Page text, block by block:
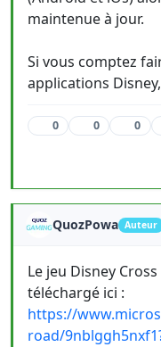
maintenue à jour.
Si vous comptez
applications
0 0 0
QuozPowa Auteur
Le jeu Disney
téléchargé ici :
https://
road/